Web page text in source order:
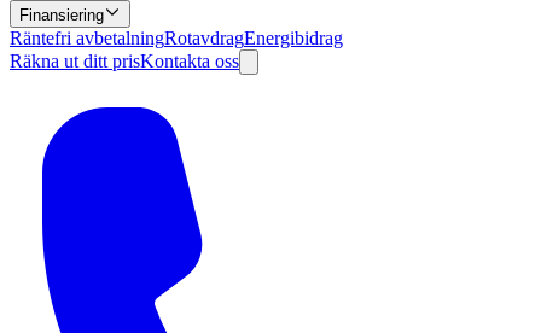
Finansiering
Räntefri avbetalningRotavdragEnergibidrag
Räkna ut ditt prisKontakta oss